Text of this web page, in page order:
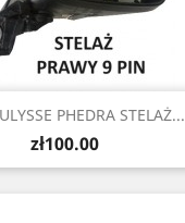
PHEDRA STELAŻ...
Price
zł100.00
Quick view